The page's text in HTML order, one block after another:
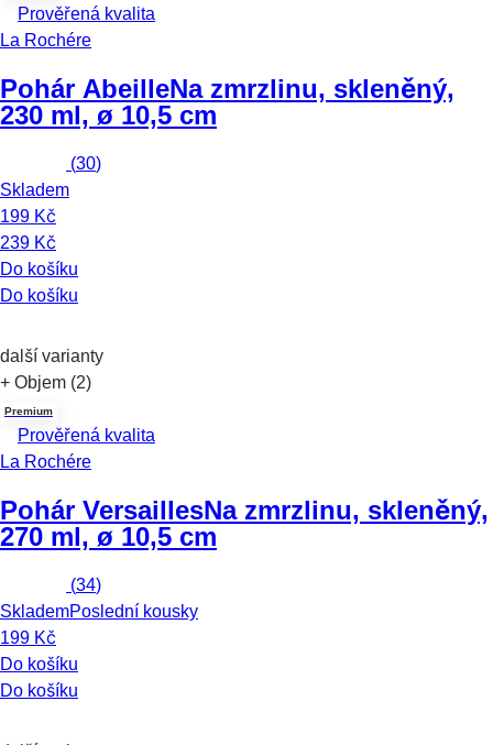
Prověřená kvalita
La Rochére
Pohár AbeilleNa zmrzlinu, skleněný,
230 ml, ø 10,5 cm
(30)
Skladem
199 Kč
239 Kč
Do košíku
Do košíku
další varianty
+ Objem (2)
Premium
Prověřená kvalita
La Rochére
Pohár VersaillesNa zmrzlinu, skleněný,
270 ml, ø 10,5 cm
(34)
SklademPoslední kousky
199 Kč
Do košíku
Do košíku